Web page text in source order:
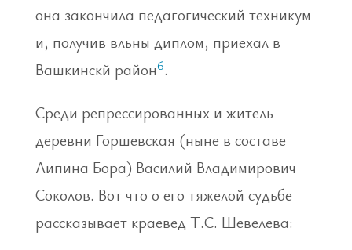
она закончила педагогический техникум
и, получив вльны диплом, приехал в
Вашкинскй район6.
Среди репрессированных и житель
деревни Горшевская (ныне в составе
Липина Бора) Василий Владимирович
Соколов. Вот что о его тяжелой судьбе
рассказывает краевед Т.С. Шевелева: